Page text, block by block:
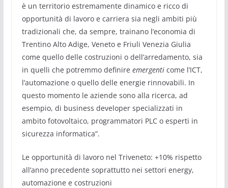
è un territorio estremamente dinamico e ricco di
opportunità di lavoro e carriera sia negli ambiti più
tradizionali che, da sempre, trainano l’economia di
Trentino Alto Adige, Veneto e Friuli Venezia Giulia
come quello delle costruzioni o dell’arredamento, sia
in quelli che potremmo definire emergenticome l’ICT,
l’automazione o quello delle energie rinnovabili. In
questo momento le aziende sono alla ricerca, ad
esempio, di business developer specializzati in
ambito fotovoltaico, programmatori PLC o esperti in
sicurezza informatica”.
Le opportunità di lavoro nel Triveneto: +10% rispetto
all’anno precedente soprattutto nei settori energy,
automazione e costruzioni